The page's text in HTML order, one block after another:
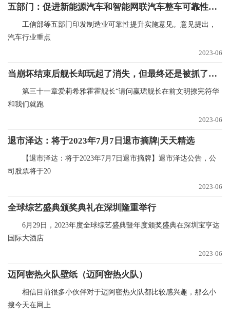
五部门：促进新能源汽车和智能网联汽车整车可靠性水平提升|报资讯
工信部等五部门印发制造业可靠性提升实施意见。意见提出，
汽车行业重点
2023-06
当崩坏结束后舰长却玩起了消失，但最终还是被抓了回去
第三十一章爱莉希雅霍霍舰长“请问赢珺舰长在前文明撩完符华
和我们就跑
2023-06
退市泽达：将于2023年7月7日退市摘牌|天天精选
【退市泽达：将于2023年7月7日退市摘牌】退市泽达公告，公
司股票将于20
2023-06
全球综艺盛典颁奖典礼在深圳隆重举行
6月29日，2023年度全球综艺盛典暨年度颁奖盛典在深圳宝亨达
国际大酒店
2023-06
迈阿密热火队壁纸（迈阿密热火队）
相信目前很多小伙伴对于迈阿密热火队都比较感兴趣，那么小
搜今天在网上